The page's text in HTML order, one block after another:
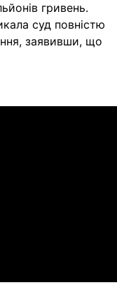
гривень.
суд повністю
заявивши, що